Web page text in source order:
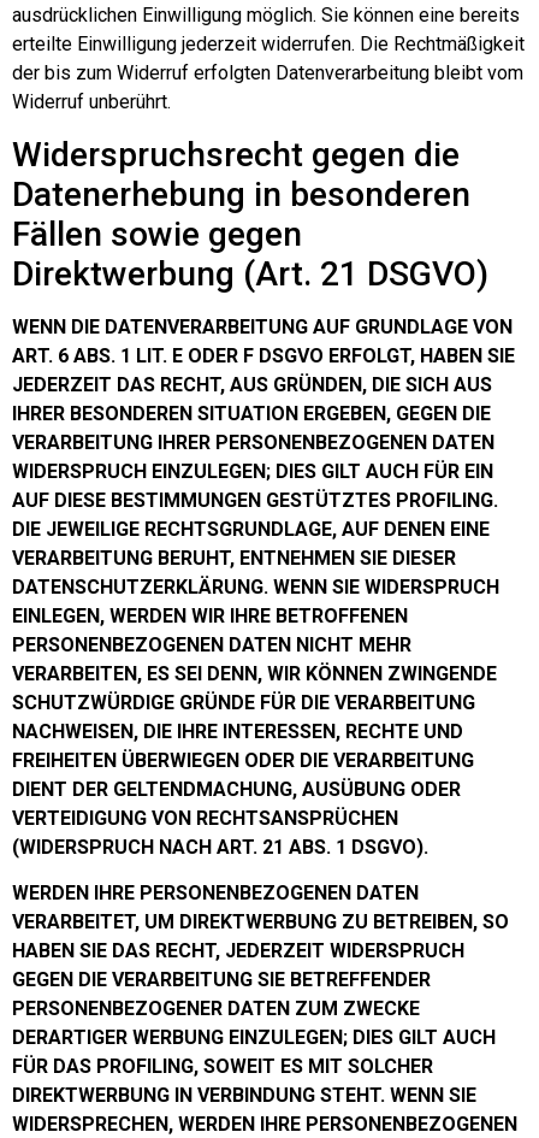
ausdrücklichen Einwilligung möglich. Sie können eine bereits
erteilte Einwilligung jederzeit widerrufen. Die Rechtmäßigkeit
der bis zum Widerruf erfolgten Datenverarbeitung bleibt vom
Widerruf unberührt.
Widerspruchsrecht gegen die
Datenerhebung in besonderen
Fällen sowie gegen
Direktwerbung (Art. 21 DSGVO)
WENN DIE DATENVERARBEITUNG AUF GRUNDLAGE VON
ART. 6 ABS. 1 LIT. E ODER F DSGVO ERFOLGT, HABEN SIE
JEDERZEIT DAS RECHT, AUS GRÜNDEN, DIE SICH AUS
IHRER BESONDEREN SITUATION ERGEBEN, GEGEN DIE
VERARBEITUNG IHRER PERSONENBEZOGENEN DATEN
WIDERSPRUCH EINZULEGEN; DIES GILT AUCH FÜR EIN
AUF DIESE BESTIMMUNGEN GESTÜTZTES PROFILING.
DIE JEWEILIGE RECHTSGRUNDLAGE, AUF DENEN EINE
VERARBEITUNG BERUHT, ENTNEHMEN SIE DIESER
DATENSCHUTZERKLÄRUNG. WENN SIE WIDERSPRUCH
EINLEGEN, WERDEN WIR IHRE BETROFFENEN
PERSONENBEZOGENEN DATEN NICHT MEHR
VERARBEITEN, ES SEI DENN, WIR KÖNNEN ZWINGENDE
SCHUTZWÜRDIGE GRÜNDE FÜR DIE VERARBEITUNG
NACHWEISEN, DIE IHRE INTERESSEN, RECHTE UND
FREIHEITEN ÜBERWIEGEN ODER DIE VERARBEITUNG
DIENT DER GELTENDMACHUNG, AUSÜBUNG ODER
VERTEIDIGUNG VON RECHTSANSPRÜCHEN
(WIDERSPRUCH NACH ART. 21 ABS. 1 DSGVO).
WERDEN IHRE PERSONENBEZOGENEN DATEN
VERARBEITET, UM DIREKTWERBUNG ZU BETREIBEN, SO
HABEN SIE DAS RECHT, JEDERZEIT WIDERSPRUCH
GEGEN DIE VERARBEITUNG SIE BETREFFENDER
PERSONENBEZOGENER DATEN ZUM ZWECKE
DERARTIGER WERBUNG EINZULEGEN; DIES GILT AUCH
FÜR DAS PROFILING, SOWEIT ES MIT SOLCHER
DIREKTWERBUNG IN VERBINDUNG STEHT. WENN SIE
WIDERSPRECHEN, WERDEN IHRE PERSONENBEZOGENEN